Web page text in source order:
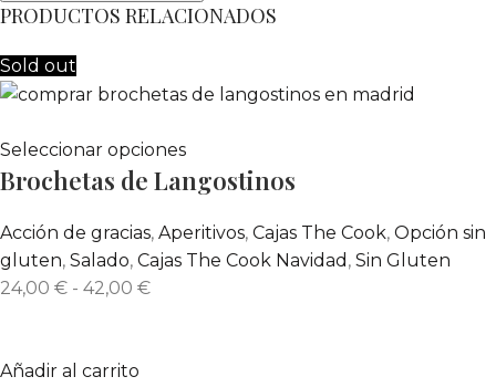
PRODUCTOS RELACIONADOS
Sold out
Seleccionar opciones
Brochetas de Langostinos
Acción de gracias, Aperitivos, Cajas The Cook, Opción sin
gluten, Salado, Cajas The Cook Navidad , Sin Gluten
24,00 € - 42,00 €
Añadir al carrito